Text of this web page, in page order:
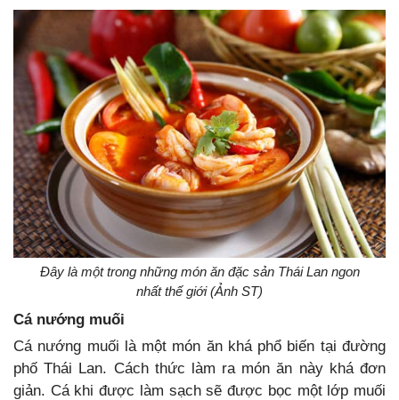
Đây là một trong những món ăn đặc sản Thái Lan ngon
nhất thế giới (Ảnh ST)
Cá nướng muối
Cá nướng muối là một món ăn khá phổ biến tại đường
phố Thái Lan. Cách thức làm ra món ăn này khá đơn
giản. Cá khi được làm sạch sẽ được bọc một lớp muối